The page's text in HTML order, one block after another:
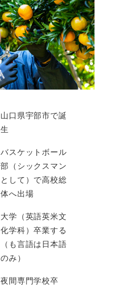
山口県宇部市で誕
生
バスケットボール
部（シックスマン
として）で高校総
体へ出場
大学（英語英米文
化学科）卒業する
（も言語は日本語
のみ）
夜間専門学校卒